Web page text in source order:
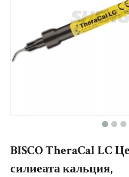
BISCO TheraCal LC
силиеата кальция,